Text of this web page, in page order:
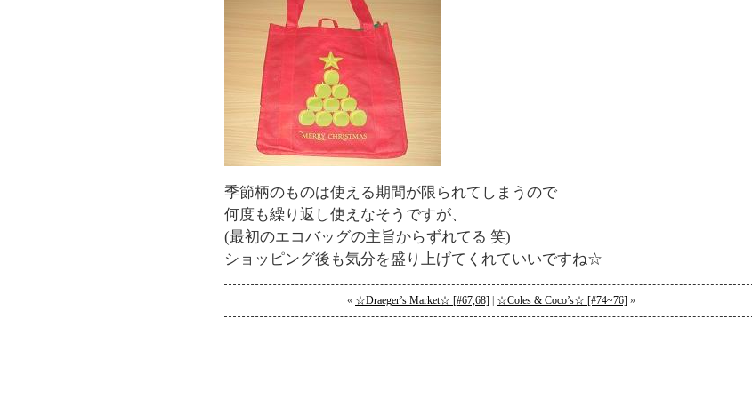
季節柄のものは使える期間が限られてしまうので
何度も繰り返し使えなそうですが、
(最初のエコバッグの主旨からずれてる 笑)
ショッピング後も気分を盛り上げてくれていいですね☆
« ☆Draeger’s Market☆ [#67,68] ☆Coles & Coco’s☆ [#74~76] »